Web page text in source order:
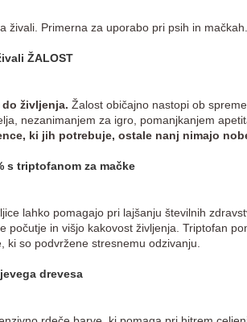
živali. Primerna za uporabo pri psih in
ŽALOST
življenja. Žalost običajno nastopi ob
nezanimanjem za igro, pomanjkanjem
ki jih potrebuje, ostale nanj nimajo
s triptofanom za mačke
lahko pomagajo pri lajšanju številnih
in višjo kakovost življenja. Triptofan
ki so podvržene stresnemu odzivanju.
drevesa